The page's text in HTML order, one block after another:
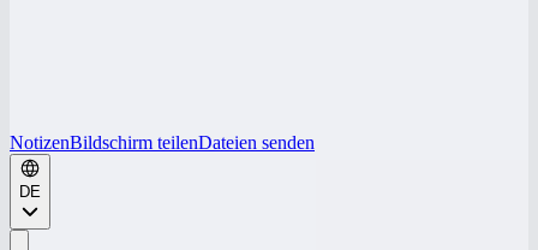
NotizenBildschirm teilenDateien senden
DE